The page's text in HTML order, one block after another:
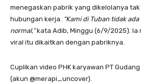
menegaskan pabrik yang dikelolanya
hubungan kerja. “Kami di Tuban tidak
normal,”kata Adib, Minggu (6/9/2025). Ia
viral itu dikaitkan dengan pabriknya.
Cuplikan video PHK karyawan PT
(akun @merapi_uncover).